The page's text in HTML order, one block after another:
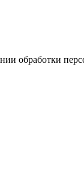
обработки